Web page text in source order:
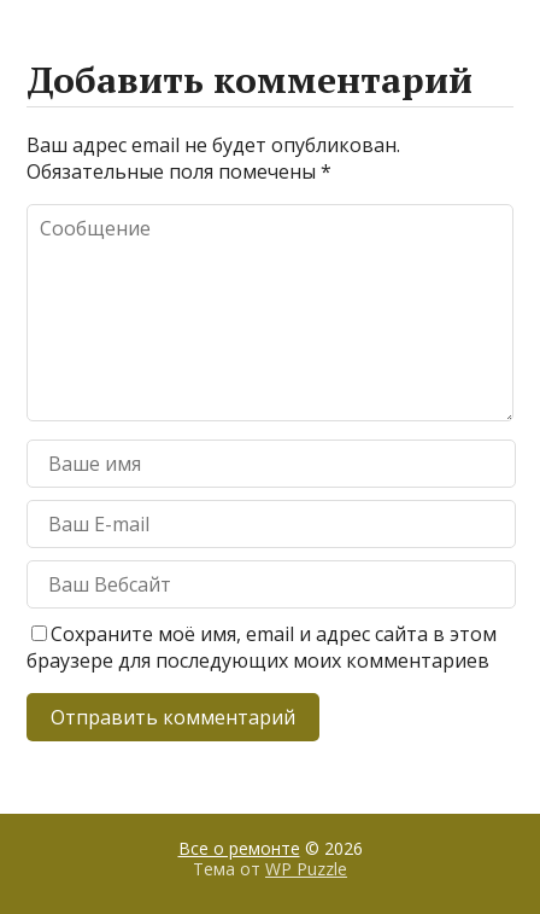
Добавить комментарий
Ваш адрес email не будет опубликован.
Обязательные поля помечены*
Сохраните моё имя, email и адрес сайта в этом
браузере для последующих моих комментариев
Все о ремонте © 2026
Тема от WP Puzzle